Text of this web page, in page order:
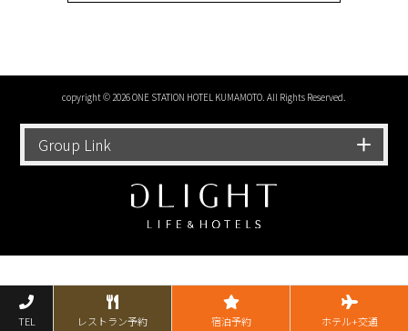
TEL レストラン予約 宿泊予約 ホテル+交通
copyright © 2026 ONE STATION HOTEL KUMAMOTO. All Rights Reserved.
Group Link